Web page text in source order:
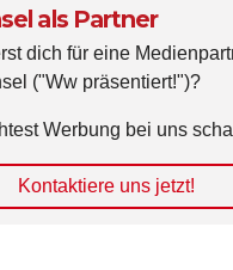
als Partner
dich für eine
("Ww präsentiert!")?
Werbung bei uns
Kontaktiere uns jetzt!